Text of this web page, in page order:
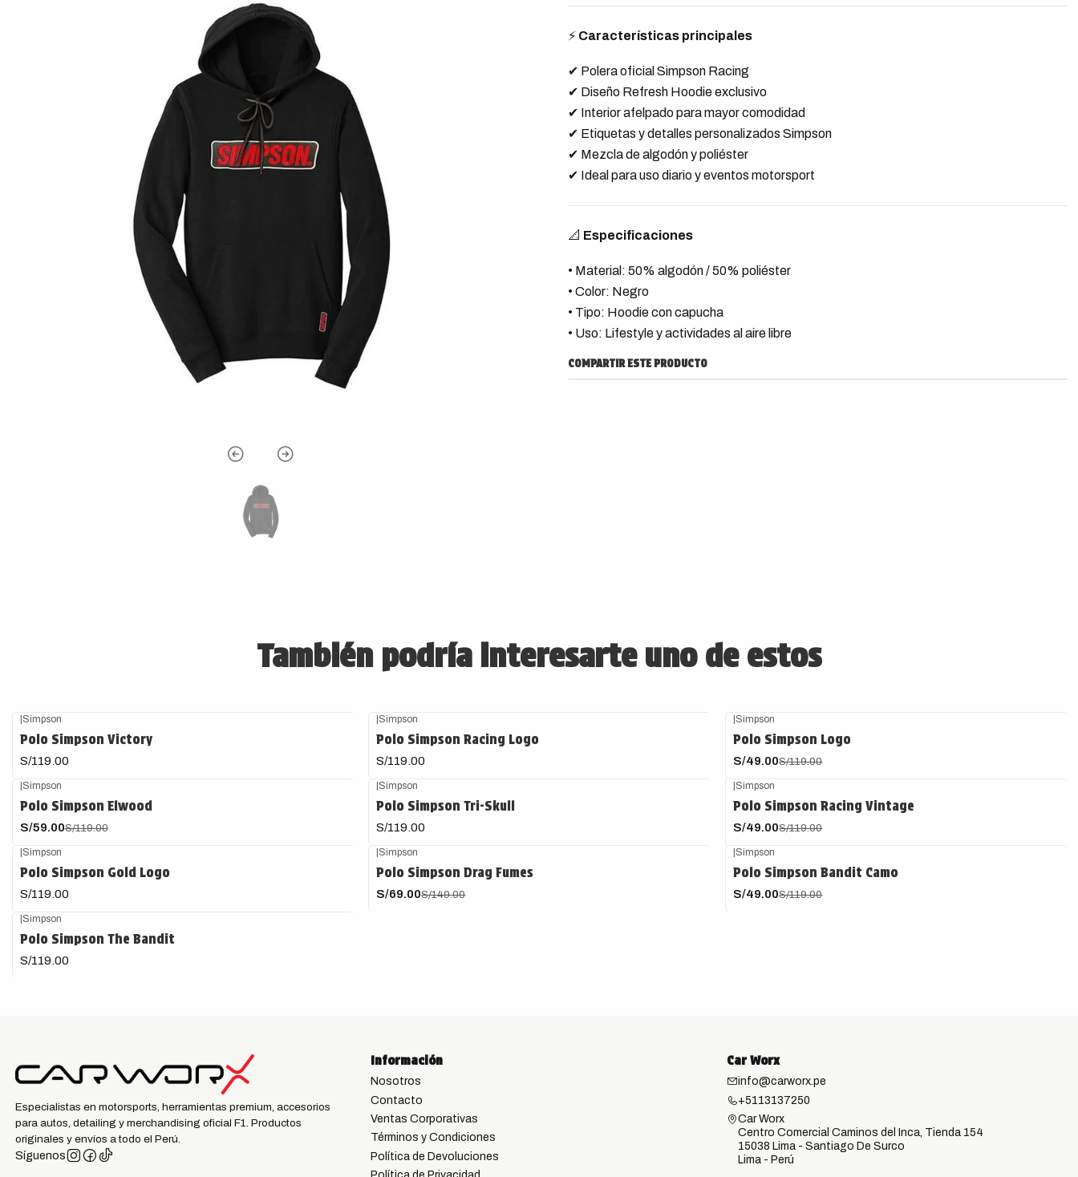
⚡ Características principales
✔ Polera oficial Simpson Racing
✔ Diseño Refresh Hoodie exclusivo
✔ Interior afelpado para mayor comodidad
✔ Etiquetas y detalles personalizados Simpson
✔ Mezcla de algodón y poliéster
✔ Ideal para uso diario y eventos motorsport
📐 Especificaciones
• Material: 50% algodón / 50% poliéster
• Color: Negro
• Tipo: Hoodie con capucha
• Uso: Lifestyle y actividades al aire libre
COMPARTIR ESTE PRODUCTO
También podría interesarte uno de estos
|Simpson
Polo Simpson Victory
S/119.00
|Simpson
Polo Simpson Racing Logo
S/119.00
|Simpson
Polo Simpson Logo
S/49.00S/119.00
|Simpson
Polo Simpson Elwood
S/59.00S/119.00
|Simpson
Polo Simpson Tri-Skull
S/119.00
|Simpson
Polo Simpson Racing Vintage
S/49.00S/119.00
|Simpson
Polo Simpson Gold Logo
S/119.00
|Simpson
Polo Simpson Drag Fumes
S/69.00S/149.00
|Simpson
Polo Simpson Bandit Camo
S/49.00S/119.00
|Simpson
Polo Simpson The Bandit
S/119.00
Especialistas en motorsports, herramientas premium, accesorios
para autos, detailing y merchandising oficial F1. Productos
originales y envíos a todo el Perú.
Síguenos
Información
Nosotros
Contacto
Ventas Corporativas
Términos y Condiciones
Política de Devoluciones
Car Worx
info@carworx.pe
+5113137250
Car Worx
Centro Comercial Caminos del Inca, Tienda 154
15038 Lima - Santiago De Surco
Lima - Perú